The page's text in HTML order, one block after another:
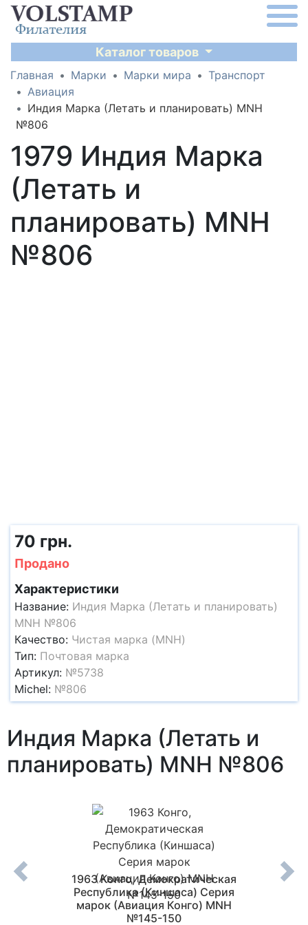
Каталог товаров
Главная Марки Марки мира
Транспорт
Авиация
Индия Марка (Летать и планировать) MNH
№806
1979 Индия Марка
(Летать и
планировать) MNH
№806
70 грн.
Продано
Характеристики
Название: Индия Марка (Летать и планировать)
MNH №806
Качество: Чистая марка (MNH)
Тип: Почтовая марка
Артикул: №5738
Michel: №806
Индия Марка (Летать и
планировать) MNH №806
1963 Конго, Демократическая
Республика (Киншаса) Серия
марок (Авиация Конго) MNH
№145-150